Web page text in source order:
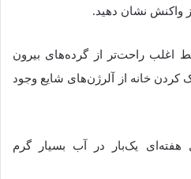
واکنش نشان دهید.
اغلب راحت‌تر از گرده‌های بیرون
کردن خانه از آلرژن‌های شایع وجود
هفته‌ای یک‌بار در آب بسیار گرم